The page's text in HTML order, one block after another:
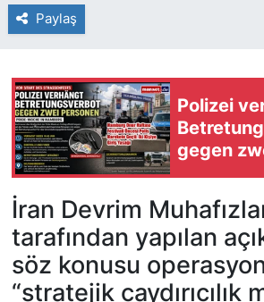
Paylaş
Polizei
gegen
Hamburg
İran Devrim
tarafından yapılan
söz konusu
“stratejik caydırıcılık